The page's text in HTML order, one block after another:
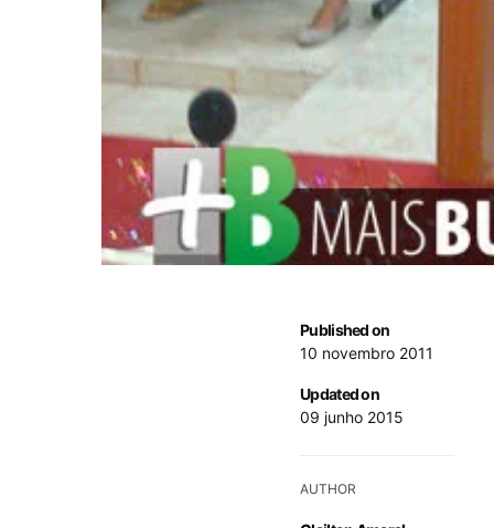
Published on
10 novembro 2011
Updated on
09 junho 2015
AUTHOR